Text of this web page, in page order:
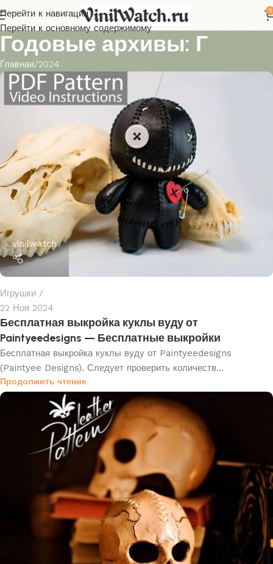
Перейти к навигации
Перейти к основному содержимому
0
Годовые архивы: Г
Главная 2024
vinilwatch
Игрушки
22 Ноя 2024
Бесплатная выкройка куклы вуду от
Paintyeedesigns — Бесплатные выкройки
Бесплатная выкройка куклы вуду от Paintyeedesigns
(Paintyee Designs). Следует проверить количеств...
Продолжить чтение